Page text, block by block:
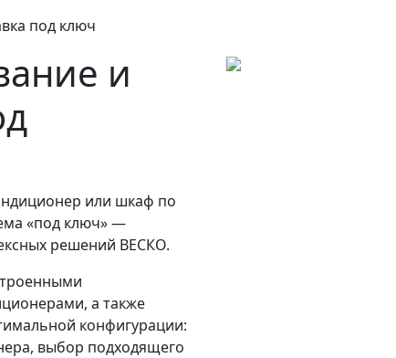
под ключ
и
или шкаф по
«под ключ» —
решений ВЕСКО.
а также
конфигурации:
выбор подходящего